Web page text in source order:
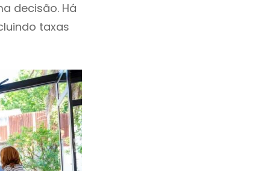
decisão. Há
taxas